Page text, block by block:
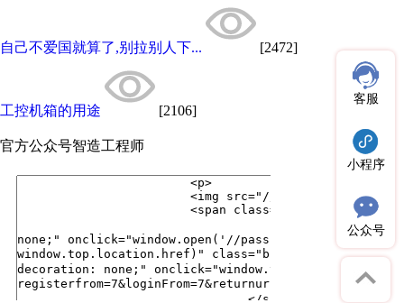
自己不爱国就算了,别拉别人下... [2472]
工控机箱的用途 [2106]
官方公众号智造工程师
客服
小程序
公众号